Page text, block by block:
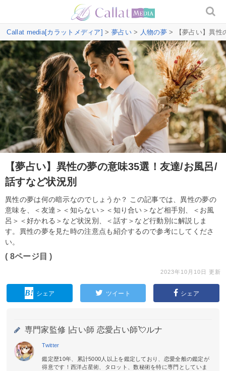
Callat media[カラットメディア] > 夢占い> 人物の夢> 【夢占い】異性
【夢占い】異性の夢の意味35選！友達/お風呂/
話すなど状況別
異性の夢は何の暗示なのでしょうか？ この記事では、異性の夢の
意味を、＜友達＞＜知らない＞＜知り合い＞など相手別、＜お風
呂＞＜好かれる＞など状況別、＜話す＞など行動別に解説しま
す。異性の夢を見た時の注意点も紹介するので参考にしてくださ
い。
( 8ページ目 )
2023年10月10日 更新
シェア ツイート シェア
専門家監修 | 占い師 恋愛占い師💘ルナ
Twitter
鑑定歴10年、累計5000人以上を鑑定しており、恋愛全般の鑑定が
得意です！西洋占星術、タロット、数秘術を特に専門としていま